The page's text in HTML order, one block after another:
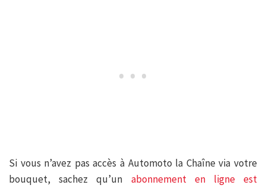
Si vous n’avez pas accès à Automoto la Chaîne via votre
bouquet, sachez qu’un abonnement en ligne est